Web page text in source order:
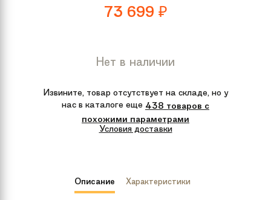
73 699 ₽
Нет в наличии
Извините, товар отсутствует на складе, но у
нас в каталоге еще 438 товаров с
похожими параметрами
Условия доставки
Описание Характеристики